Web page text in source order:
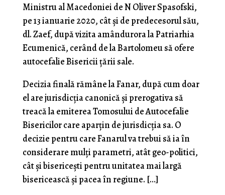
Ministru al Macedoniei de N Oliver Spasofski,
pe 13 ianuarie 2020, cât și de predecesorul său,
dl. Zaef, după vizita amândurora la Patriarhia
Ecumenică, cerând de la Bartolomeu să ofere
autocefalie Bisericii țării sale.
Decizia finală rămâne la Fanar, după cum doar
el are jurisdicția canonică și prerogativa să
treacă la emiterea Tomosului de Autocefalie
Bisericilor care aparțin de jurisdicția sa. O
decizie pentru care Fanarul va trebui să ia în
considerare mulți parametri, atât geo-politici,
cât și bisericești pentru unitatea mai largă
bisericească și pacea în regiune. […]